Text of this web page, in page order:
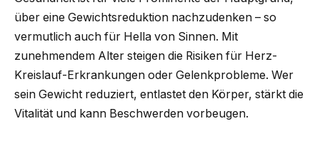
über eine Gewichtsreduktion nachzudenken – so
vermutlich auch für Hella von Sinnen. Mit
zunehmendem Alter steigen die Risiken für Herz-
Kreislauf-Erkrankungen oder Gelenkprobleme. Wer
sein Gewicht reduziert, entlastet den Körper, stärkt die
Vitalität und kann Beschwerden vorbeugen.